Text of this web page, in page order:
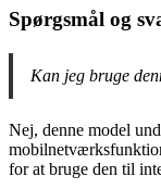
Spørgsmål og
Kan jeg bruge
Nej, denne model
for at bruge den til